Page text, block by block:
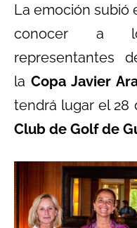
La emoción subió
conocer a
representantes
la Copa Javier
tendrá lugar el 28
Club de Golf de